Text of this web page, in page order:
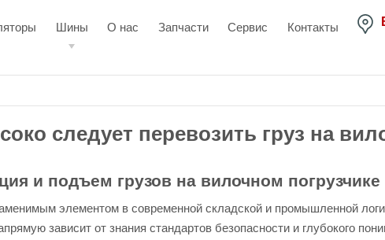
Шины О нас Запчасти Сервис Контакты
следует перевозить груз на
и подъем грузов на вилочном погрузчике
элементом в современной складской и промышленной
зависит от знания стандартов безопасности и глубокого